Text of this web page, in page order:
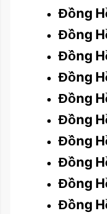
Đồng
Đồng
Đồng
Đồng
Đồng
Đồng
Đồng
Đồng
Đồng
Đồng